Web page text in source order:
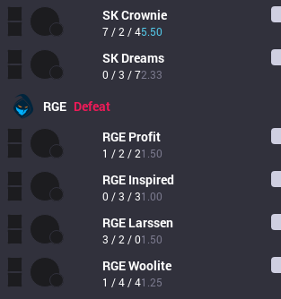
SKCrownie
7 / 2 / 45.50
SK Dreams
0 / 3 / 72.33
RGE Defeat
RGE Profit
1 / 2 / 21.50
RGE Inspired
0 / 3 / 31.00
RGE Larssen
3 / 2 / 01.50
RGEWoolite
1 / 4 / 41.25